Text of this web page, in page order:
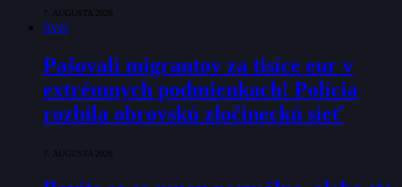
7. AUGUSTA 2026
Svet
Pašovali migrantov za tisíce eur v
extrémnych podmienkach! Polícia
rozbila obrovskú zločineckú sieť
7. AUGUSTA 2026